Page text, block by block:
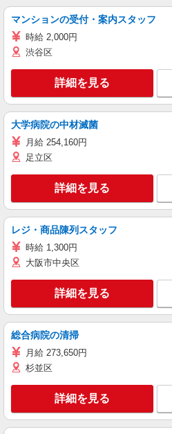
マンションの受付・案内スタッフ
時給 2,000円
渋谷区
詳細を見る
大学病院の中材滅菌
月給 254,160円
足立区
詳細を見る
レジ・商品陳列スタッフ
時給 1,300円
大阪市中央区
詳細を見る
総合病院の清掃
月給 273,650円
杉並区
詳細を見る